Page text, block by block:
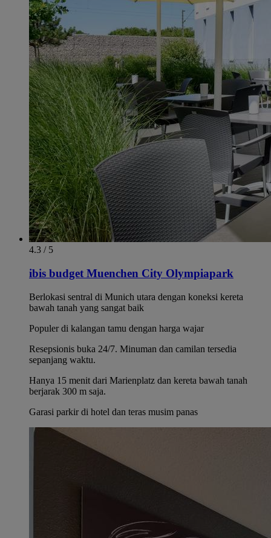
4.3 / 5
ibis budget Muenchen City Olympiapark
Berlokasi sentral di Munich utara dengan koneksi kereta
bawah tanah yang sangat baik
Populer di kalangan tamu dengan harga wajar
Resepsionis buka 24/7. Minuman dan camilan tersedia
sepanjang waktu.
Hanya 15 menit dari Marienplatz dan kereta bawah tanah
berjarak 300 m saja.
Garasi parkir di hotel dan teras musim panas